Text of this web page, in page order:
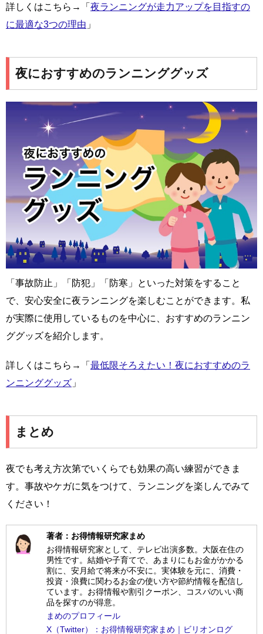
詳しくはこちら→「 夜ランニングが走力アップを目指すの
に最適な3つの理由 」
夜におすすめのランニンググッズ
「事故防止」「防犯」「防寒」といった対策をすること
で、安心安全に夜ランニングを楽しむことができます。私
が実際に使用しているものを中心に、おすすめのランニン
ググッズを紹介します。
詳しくはこちら→「 最低限そろえたい！夜におすすめのラ
ンニンググッズ 」
まとめ
夜でも考え方次第でいくらでも効果の高い練習ができま
す。事故やケガに気をつけて、ランニングを楽しんでみて
ください！
著者：お得情報研究家まめ
お得情報研究家として、テレビ出演多数。大阪在住の
男性です。結婚や子育てで、あまりにもお金がかかる
割に、安月給で将来が不安に。実体験を元に、消費・
投資・浪費に関わるお金の使い方や節約情報を配信し
ています。お得情報や割引クーポン、コスパのいい商
品を探すのが得意。
まめのプロフィール
X（Twitter）：お得情報研究家まめ｜ビリオンログ